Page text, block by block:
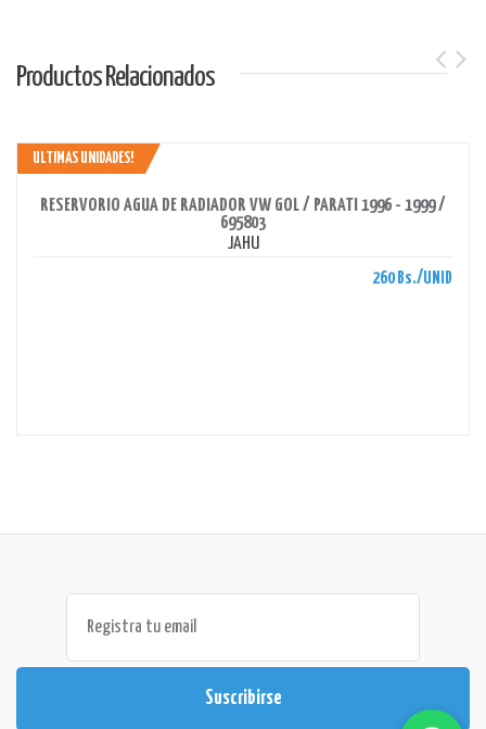
Productos Relacionados
ULTIMAS UNIDADES!
RESERVORIO AGUA DE RADIADOR VW GOL / PARATI 1996 - 1999 /
695803
JAHU
260 Bs./UNID
Suscribirse